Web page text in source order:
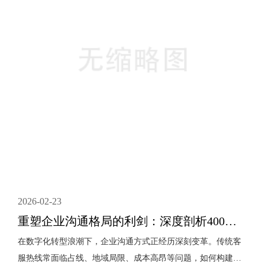
2026-02-23
重塑企业沟通格局的利剑：深度剖析400电话套餐的六大核心优势与战略价值
在数字化转型浪潮下，企业沟通方式正经历深刻变革。传统客
服热线常面临占线、地域局限、成本高昂等问题，如何构建一